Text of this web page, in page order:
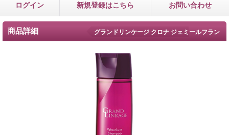
ログイン 新規登録はこちら お問い合わせ
商品詳細 グランドリンケージ クロナ ジェミールフラン